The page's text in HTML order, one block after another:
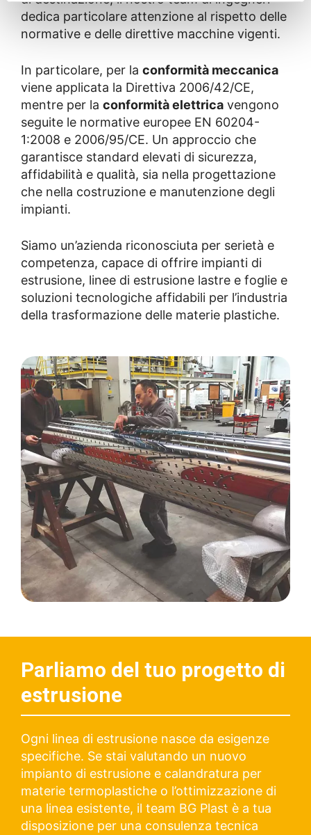
dedica particolare attenzione al rispetto delle
normative e delle direttive macchine vigenti.
In particolare, per la conformità meccanica
viene applicata la Direttiva 2006/42/CE,
mentre per la conformità elettrica vengono
seguite le normative europee EN 60204-
1:2008 e 2006/95/CE. Un approccio che
garantisce standard elevati di sicurezza,
affidabilità e qualità, sia nella progettazione
che nella costruzione e manutenzione degli
impianti.
Siamo un’azienda riconosciuta per serietà e
competenza, capace di offrire impianti di
estrusione, linee di estrusione lastre e foglie e
soluzioni tecnologiche affidabili per l’industria
della trasformazione delle materie plastiche.
Parliamo del tuo progetto di
estrusione
Ogni linea di estrusione nasce da esigenze
specifiche. Se stai valutando un nuovo
impianto di estrusione e calandratura per
materie termoplastiche o l’ottimizzazione di
una linea esistente, il team BG Plast è a tua
disposizione per una consulenza tecnica